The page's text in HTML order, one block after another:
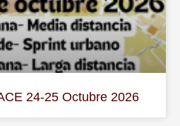
24-25 Octubre 2026